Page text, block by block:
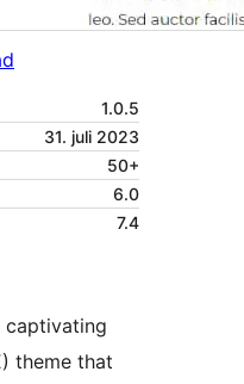
1.0.5
31. juli 2023
50+
6.0
7.4
captivating
theme that